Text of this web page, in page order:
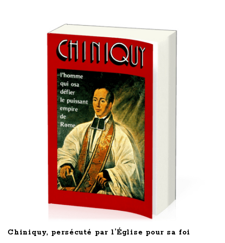
Chiniquy, persécuté par l’Église pour sa foi